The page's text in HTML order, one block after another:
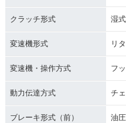
クラッチ形式 湿
変速機形式 リ
変速機・操作方式 フ
動力伝達方式 チ
ブレーキ形式（前） 油